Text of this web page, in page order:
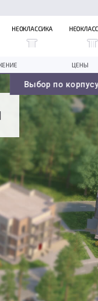
НЕОКЛАССИКА
ЦЕНЫ
Выбор по